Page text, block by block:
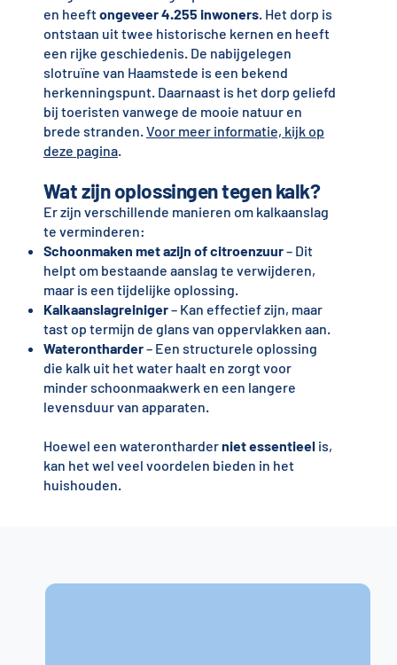
en heeftongeveer 4.255 inwoners. Het dorp is
ontstaan uit twee historische kernen en heeft
een rijke geschiedenis. De nabijgelegen
slotruïne van Haamstede is een bekend
herkenningspunt. Daarnaast is het dorp geliefd
bij toeristen vanwege de mooie natuur en
brede stranden.Voor meer informatie, kijk op
deze pagina.
Wat zijn oplossingen tegen kalk?
Er zijn verschillende manieren om kalkaanslag
te verminderen:
Schoonmaken met azijn of citroenzuur– Dit
helpt om bestaande aanslag te verwijderen,
maar is een tijdelijke oplossing.
Kalkaanslagreiniger– Kan effectief zijn, maar
tast op termijn de glans van oppervlakken aan.
Waterontharder– Een structurele oplossing
die kalk uit het water haalt en zorgt voor
minder schoonmaakwerk en een langere
levensduur van apparaten.
Hoewel een waterontharderniet essentieelis,
kan het wel veel voordelen bieden in het
huishouden.